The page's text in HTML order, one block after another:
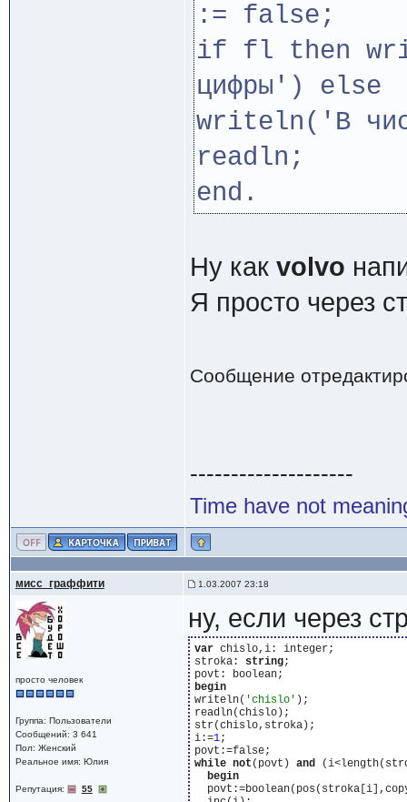
:= false;
if fl then
цифры') else
writeln('В
readln;
end.
Ну как volvo
Я просто через
Сообщение
--------------------
Time have not
мисс_граффити 1.03.2007 23:18
просто человек
Группа: Пользователи
Сообщений: 3 641
Пол: Женский
Реальное имя: Юлия
Репутация: 55
ну, если через
var chislo,i: integer;
stroka: string;
begin
writeln( 'chislo' );
readln(chislo);
str(chislo,stroka);
i:=1;
while not (povt) and
begin